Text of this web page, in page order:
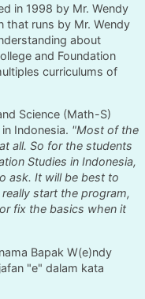
in 1998 by Mr. Wendy
that runs by Mr. Wendy
about
and Foundation
curriculums of
Science (Math-S)
Indonesia. "Most of the
all. So for the students
Studies in Indonesia,
ask. It will be best to
start the program,
fix the basics when it
Bapak W(e)ndy
"e" dalam kata